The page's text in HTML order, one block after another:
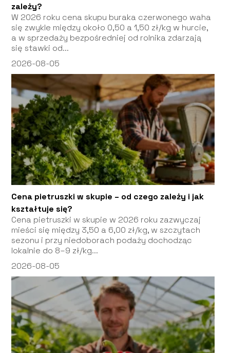
zależy?
W 2026 roku cena skupu buraka czerwonego waha
się zwykle między około 0,50 a 1,50 zł/kg w hurcie,
a w sprzedaży bezpośredniej od rolnika zdarzają
się stawki od...
2026-08-05
Cena pietruszki w skupie – od czego zależy i jak
kształtuje się?
Cena pietruszki w skupie w 2026 roku zazwyczaj
mieści się między 3,50 a 6,00 zł/kg, w szczytach
sezonu i przy niedoborach podaży dochodząc
lokalnie do 8–9 zł/kg...
2026-08-05